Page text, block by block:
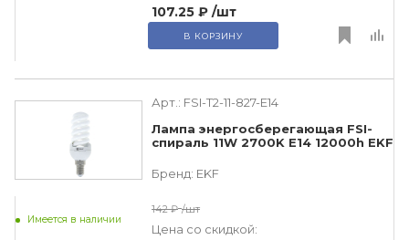
107.25 ₽ /шт
В КОРЗИНУ
Арт.: FSI-T2-11-827-E14
Лампа энергосберегающая FSI-
спираль 11W 2700K E14 12000h EKF
Бренд: EKF
Имеется в наличии
142 ₽ /шт
Цена со скидкой: